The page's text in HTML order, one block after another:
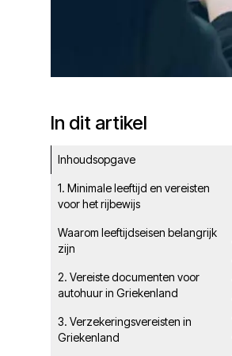
In dit artikel
Inhoudsopgave
1. Minimale leeftijd en vereisten
voor het rijbewijs
Waarom leeftijdseisen belangrijk
zijn
2. Vereiste documenten voor
autohuur in Griekenland
3. Verzekeringsvereisten in
Griekenland